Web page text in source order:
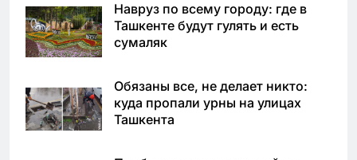
Навруз по всему городу: где в
Ташкенте будут гулять и есть
сумаляк
Обязаны все, не делает никто:
куда пропали урны на улицах
Ташкента